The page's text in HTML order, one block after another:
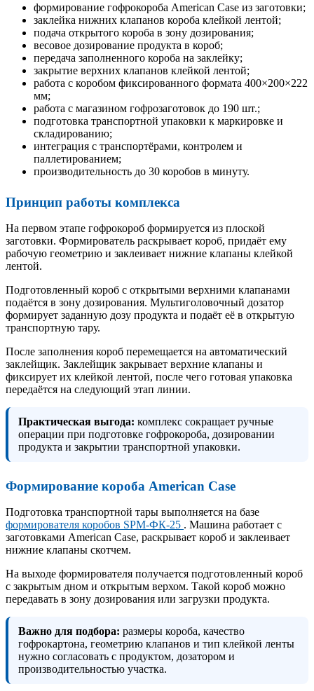
формирование гофрокороба American Case из заготовки;
заклейка нижних клапанов короба клейкой лентой;
подача открытого короба в зону дозирования;
весовое дозирование продукта в короб;
передача заполненного короба на заклейку;
закрытие верхних клапанов клейкой лентой;
работа с коробом фиксированного формата 400×200×222
мм;
работа с магазином гофрозаготовок до 190 шт.;
подготовка транспортной упаковки к маркировке и
складированию;
интеграция с транспортёрами, контролем и
паллетированием;
производительность до 30 коробов в минуту.
Принцип работы комплекса
На первом этапе гофрокороб формируется из плоской
заготовки. Формирователь раскрывает короб, придаёт ему
рабочую геометрию и заклеивает нижние клапаны клейкой
лентой.
Подготовленный короб с открытыми верхними клапанами
подаётся в зону дозирования. Мультиголовочный дозатор
формирует заданную дозу продукта и подаёт её в открытую
транспортную тару.
После заполнения короб перемещается на автоматический
заклейщик. Заклейщик закрывает верхние клапаны и
фиксирует их клейкой лентой, после чего готовая упаковка
передаётся на следующий этап линии.
Практическая выгода: комплекс сокращает ручные
операции при подготовке гофрокороба, дозировании
продукта и закрытии транспортной упаковки.
Формирование короба American Case
Подготовка транспортной тары выполняется на базе
формирователя коробов SPM-ФК-25 . Машина работает с
заготовками American Case, раскрывает короб и заклеивает
нижние клапаны скотчем.
На выходе формирователя получается подготовленный короб
с закрытым дном и открытым верхом. Такой короб можно
передавать в зону дозирования или загрузки продукта.
Важно для подбора: размеры короба, качество
гофрокартона, геометрию клапанов и тип клейкой ленты
нужно согласовать с продуктом, дозатором и
производительностью участка.